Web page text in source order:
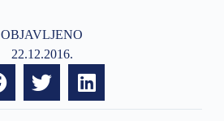
OBJAVLJENO
22.12.2016.